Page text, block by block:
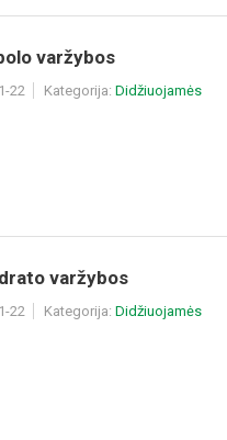
varžybos
22 Kategorija: Didžiuojamės
varžybos
22 Kategorija: Didžiuojamės